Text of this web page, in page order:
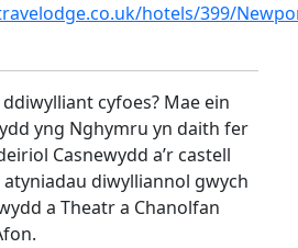
hotels/399/
cyfoes? Mae ein
yng Nghymru yn daith fer
Casnewydd a’r castell
diwylliannol gwych
a Theatr a Chanolfan